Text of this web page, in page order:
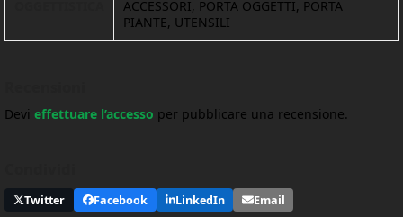
ACCESSORI, PORTA OGGETTI, PORTA
PIANTE, UTENSILI
Devi effettuare l’accesso per pubblicare una recensione.
Twitter Facebook LinkedIn Email